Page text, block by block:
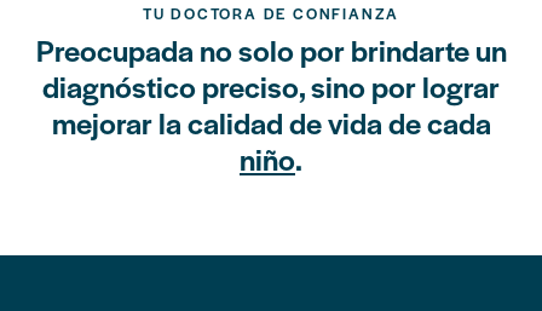
TU DOCTORA DE CONFIANZA
Preocupada no solo por brindarte un
diagnóstico preciso, sino por lograr
mejorar la calidad de vida de cada
niño.